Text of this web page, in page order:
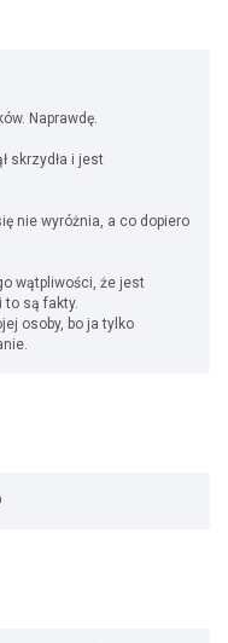
Naprawdę.
skrzydła i jest
nie wyróżnia, a co dopiero
wątpliwości, że jest
to są fakty.
osoby, bo ja tylko